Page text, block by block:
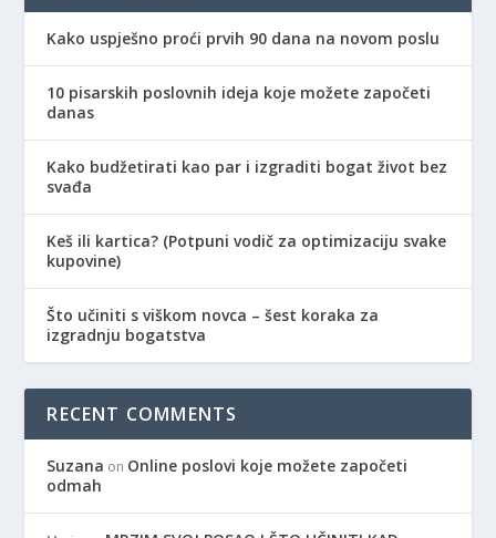
Kako uspješno proći prvih 90 dana na novom poslu
10 pisarskih poslovnih ideja koje možete započeti
danas
Kako budžetirati kao par i izgraditi bogat život bez
svađa
Keš ili kartica? (Potpuni vodič za optimizaciju svake
kupovine)
Što učiniti s viškom novca – šest koraka za
izgradnju bogatstva
RECENT COMMENTS
Suzana on Online poslovi koje možete započeti
odmah